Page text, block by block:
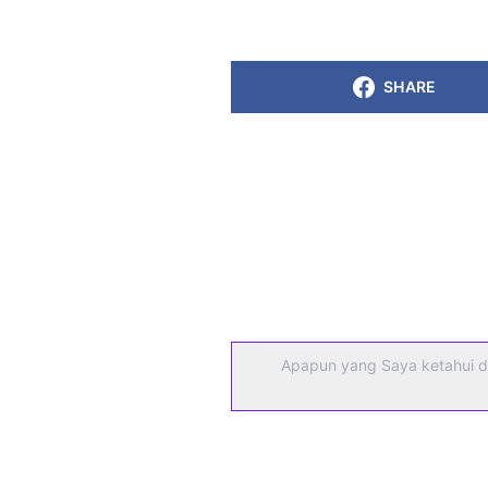
SHARE
Apapun yang Saya ketahui